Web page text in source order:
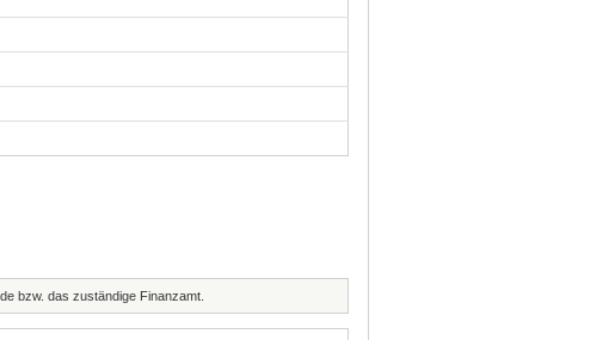
bzw. das zuständige Finanzamt.